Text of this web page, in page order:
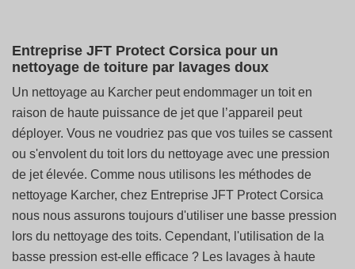
Entreprise JFT Protect Corsica pour un
nettoyage de toiture par lavages doux
Un nettoyage au Karcher peut endommager un toit en
raison de haute puissance de jet que l’appareil peut
déployer. Vous ne voudriez pas que vos tuiles se cassent
ou s'envolent du toit lors du nettoyage avec une pression
de jet élevée. Comme nous utilisons les méthodes de
nettoyage Karcher, chez Entreprise JFT Protect Corsica
nous nous assurons toujours d'utiliser une basse pression
lors du nettoyage des toits. Cependant, l'utilisation de la
basse pression est-elle efficace ? Les lavages à haute